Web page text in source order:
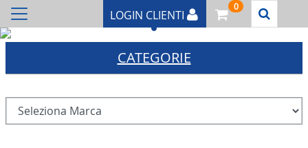
LOGIN CLIENTI
0
CATEGORIE
BULLONERIA-VITERIA